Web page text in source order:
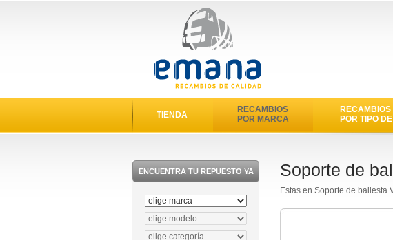
TIENDA
RECAMBIOS
POR MARCA
RECAMBIOS
POR TIPO
ENCUENTRA TU REPUESTO YA Soporte de
Estas en Soporte de ballesta